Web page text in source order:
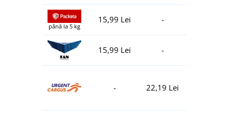
până la 5 kg
15,99 Lei -
15,99 Lei -
- 22,19 Lei